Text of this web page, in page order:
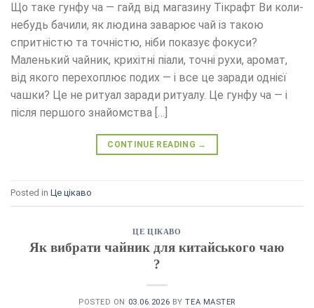
Що таке гунфу ча — гайд від магазину Тікрафт Ви коли-
небудь бачили, як людина заварює чай із такою
спритністю та точністю, ніби показує фокуси?
Маленький чайник, крихітні піали, точні рухи, аромат,
від якого перехоплює подих — і все це заради однієї
чашки? Це не ритуал заради ритуалу. Це гунфу ча — і
після першого знайомства […]
CONTINUE READING →
Posted in Це цікаво
ЦЕ ЦІКАВО
Як вибрати чайник для китайського чаю
?
POSTED ON 03.06.2026 BYTEA MASTER